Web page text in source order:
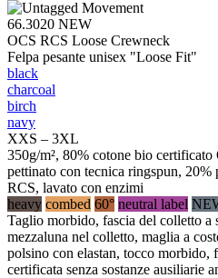
66.3020 NEW
OCS RCS Loose Crewneck
Felpa pesante unisex "Loose Fit"
black
charcoal
birch
navy
XXS – 3XL
350g/m², 80% cotone bio
pettinato con tecnica ringspun,
RCS, lavato con enzimi
heavy combed 60° neutral label
Taglio morbido, fascia del colletto a
mezzaluna nel colletto, maglia a
polsino con elastan, tocco morbido,
certificata senza sostanze